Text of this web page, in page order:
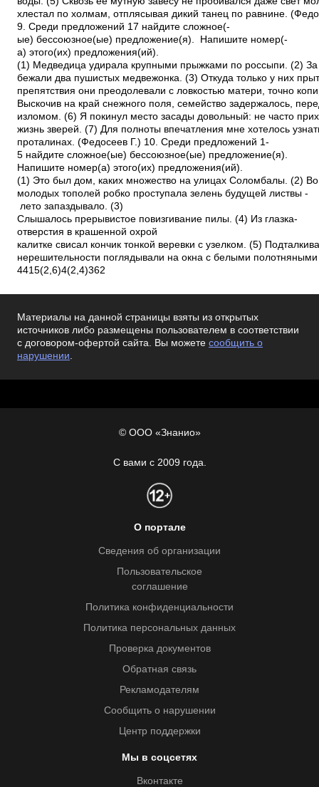
хлестал по холмам, отплясывая дикий танец по равнине.
9. Среди предложений 1­7 найдите сложное(­
ые) бессоюзное(­ые) предложение(­я). Напишите номер(­
а) этого(­их) предложения(­ий).
(1) Медведица удирала крупными прыжками по россыпи. (2) За
бежали два пушистых медвежонка. (3) Откуда только у них
препятствия они преодолевали с ловкостью матери, точно
Выскочив на край снежного поля, семейство задержалось,
изломом. (6) Я покинул место засады довольный: не часто
жизнь зверей. (7) Для полноты впечатления мне хотелось
проталинах. (Федосеев Г.) 10. Среди предложений 1­
5 найдите сложное(­ые) бессоюзное(­ые) предложение(­я).
Напишите номер(­а) этого(­их) предложения(­ий).
(1) Это был дом, каких множество на улицах Соломбалы. (2)
молодых тополей робко проступала зелень будущей листвы ­
лето запаздывало. (3)
Слышалось прерывистое повизгивание пилы. (4) Из глазка­
отверстия в крашенной охрой
калитке свисал кончик тонкой веревки с узелком. (5)
нерешительности поглядывали на окна с белыми
4415(2,6)4(2,4)362
Материалы на данной страницы взяты из открытых
источников либо размещены пользователем в соответствии
с договором-офертой сайта. Вы можете сообщить о
нарушении.
© ООО «Знанио»
С вами с 2009 года.
О портале
Сведения об организации
Пользовательское
соглашение
Политика конфиденциальности
Политика персональных данных
Проверка документов
Обратная связь
Рекламодателям
Сообщить о нарушении
Центр поддержки
Мы в соцсетях
Вконтакте